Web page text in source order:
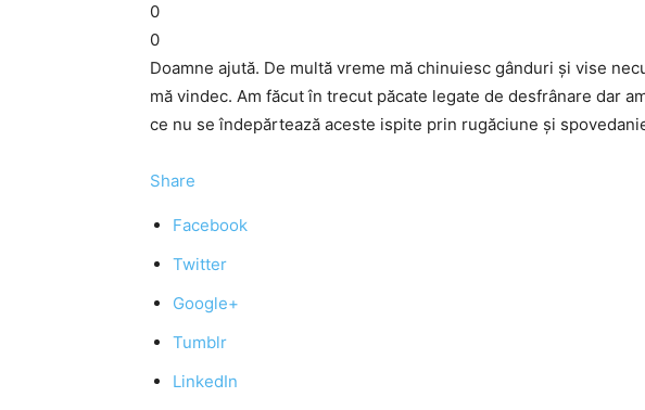
0
0
Doamne ajută. De multă vreme mă chinuiesc gânduri și vise
mă vindec. Am făcut în trecut păcate legate de desfrânare dar
ce nu se îndepărtează aceste ispite prin rugăciune și
Share
Facebook
Twitter
Google+
Tumblr
LinkedIn